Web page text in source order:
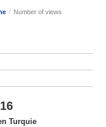
/ Number of views
Turquie